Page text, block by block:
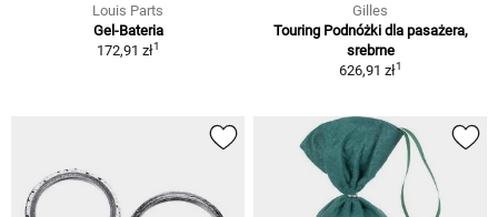
Louis Parts
Gel-Bateria
172,91 zł1
Gilles
Touring Podnóżki dla pasażera,
srebrne
626,91 zł1